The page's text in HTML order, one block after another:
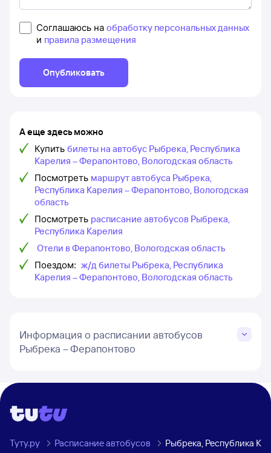
Соглашаюсь на обработку персональных данных
и правила размещения
Опубликовать
А еще здесь можно
Купить билеты на автобус Рыбрека, Республика
Карелия – Ферапонтово, Вологодская область
Посмотреть маршрут автобуса Рыбрека,
Республика Карелия – Ферапонтово, Вологодская
область
Посмотреть расписание автобусов Рыбрека,
Республика Карелия
Отели в Ферапонтово, Вологодская область
Поездом: ж/д билеты Рыбрека, Республика
Карелия – Ферапонтово, Вологодская область
Информация о расписании автобусов
Рыбрека – Ферапонтово
Туту.ру Расписание автобусов Рыбрека, Республика